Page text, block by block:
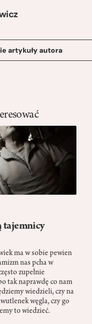
artykuły autora
tajemnicy
ma w sobie pewien
nas pcha w
zupełnie
tak naprawdę co nam
wiedzieli, czy na
węgla, czy go
to wiedzieć.